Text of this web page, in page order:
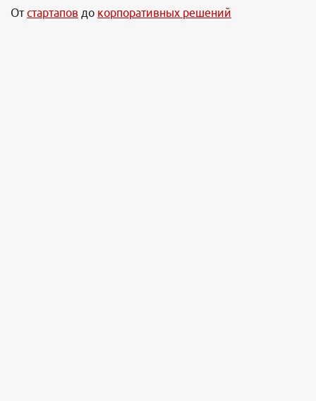
Отстартапов до корпоративных решений